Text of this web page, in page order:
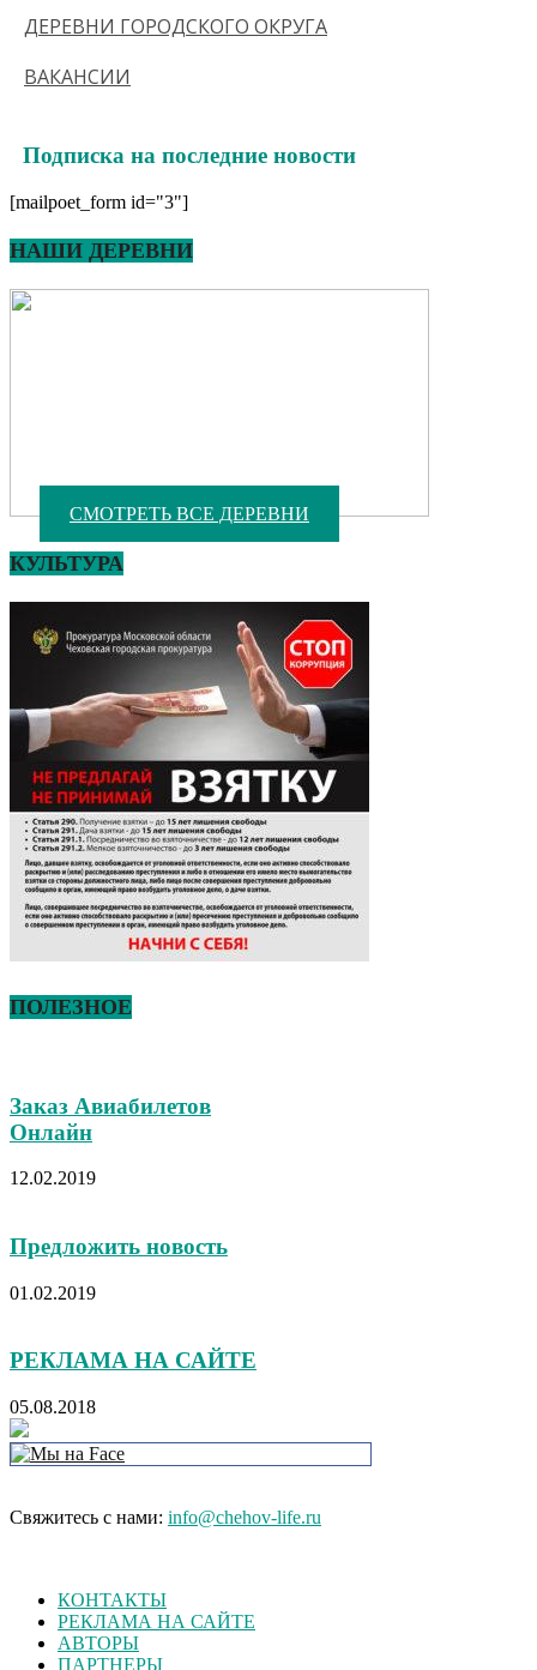
ДЕРЕВНИ ГОРОДСКОГО ОКРУГА
ВАКАНСИИ
Подписка на последние новости
[mailpoet_form id="3"]
НАШИ ДЕРЕВНИ
СМОТРЕТЬ ВСЕ ДЕРЕВНИ
КУЛЬТУРА
ПОЛЕЗНОЕ
Заказ Авиабилетов
Онлайн
12.02.2019
Предложить новость
01.02.2019
РЕКЛАМА НА САЙТЕ
05.08.2018
Свяжитесь с нами: info@chehov-life.ru
КОНТАКТЫ
РЕКЛАМА НА САЙТЕ
АВТОРЫ
ПАРТНЕРЫ